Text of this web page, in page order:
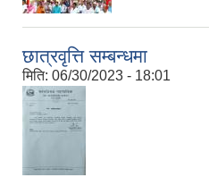
छात्रवृत्ति सम्बन्धमा
मिति: 06/30/2023 - 18:01